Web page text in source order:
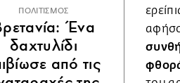
ΠΟΛΙΤΙΣΜΟΣ
Ένα
δαχτυλίδι
από τις